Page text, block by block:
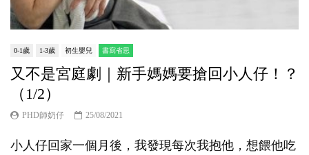
0-1歲 1-3歲 初生嬰兒 書寫省思
又不是宮庭劇｜新手媽媽要搶回小人仔！？
（1/2）
PHD師奶仔 25/08/2021
小人仔回家一個月後，我發現每次我抱他，想餵他吃